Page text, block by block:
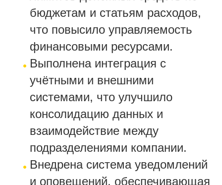
бюджетам и статьям расходов,
что повысило управляемость
финансовыми ресурсами.
Выполнена интеграция с
учётными и внешними
системами, что улучшило
консолидацию данных и
взаимодействие между
подразделениями компании.
Внедрена система уведомлений
и оповещений, обеспечивающая